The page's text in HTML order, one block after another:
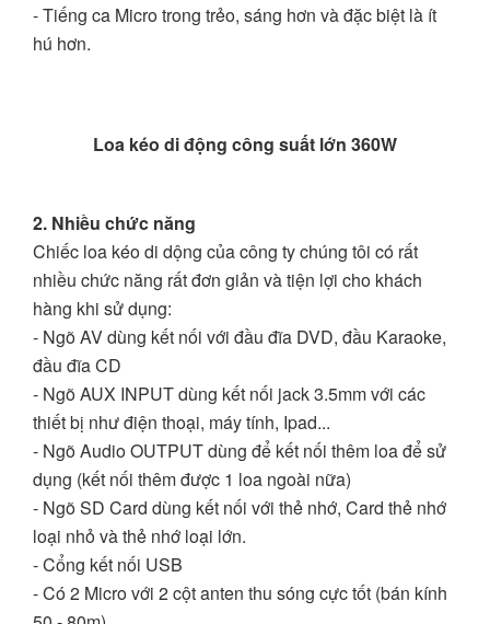
- Tiếng ca Micro trong trẻo, sáng hơn và đặc biệt là ít
hú hơn.
Loa kéo di động công suất lớn 360W
2. Nhiều chức năng
Chiếc loa kéo di dộng của công ty chúng tôi có rất
nhiều chức năng rất đơn giản và tiện lợi cho khách
hàng khi sử dụng:
- Ngõ AV dùng kết nối với đầu đĩa DVD, đầu Karaoke,
đầu đĩa CD
- Ngõ AUX INPUT dùng kết nối jack 3.5mm với các
thiết bị như điện thoại, máy tính, Ipad...
- Ngõ Audio OUTPUT dùng để kết nối thêm loa để sử
dụng (kết nối thêm được 1 loa ngoài nữa)
- Ngõ SD Card dùng kết nối với thẻ nhớ, Card thẻ nhớ
loại nhỏ và thẻ nhớ loại lớn.
- Cổng kết nối USB
- Có 2 Micro với 2 cột anten thu sóng cực tốt (bán kính